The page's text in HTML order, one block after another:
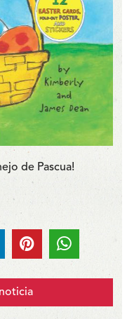
de Pascua!